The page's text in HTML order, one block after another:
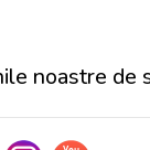
noastre de